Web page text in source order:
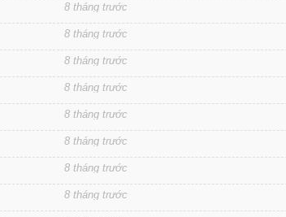
8 tháng trước
8 tháng trước
8 tháng trước
8 tháng trước
8 tháng trước
8 tháng trước
8 tháng trước
8 tháng trước